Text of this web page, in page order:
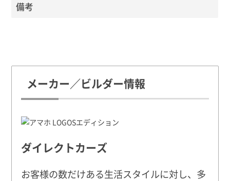
備考
メーカー／ビルダー情報
ダイレクトカーズ
お客様の数だけある生活スタイルに対し、多